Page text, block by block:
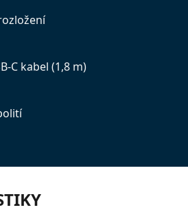
C kabel (1,8 m)